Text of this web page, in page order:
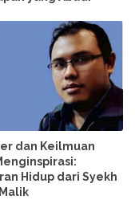
dan Keilmuan
Hidup dari Syekh